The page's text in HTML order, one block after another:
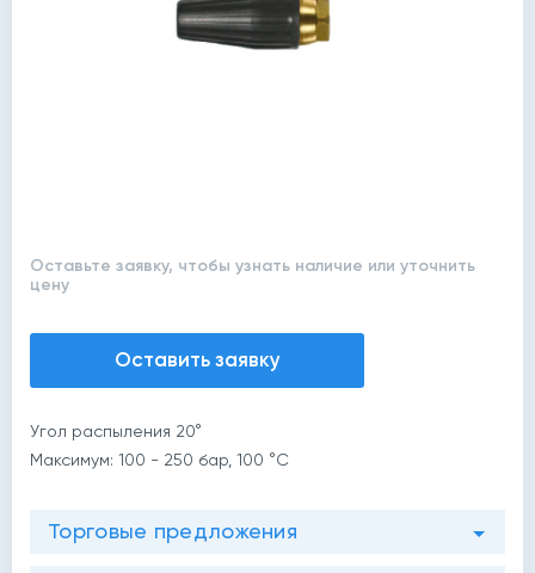
Оставьте заявку, чтобы узнать наличие или уточнить
цену
Оставить заявку
Угол распыления 20°
Максимум: 100 - 250 бар, 100 °C
Торговые предложения